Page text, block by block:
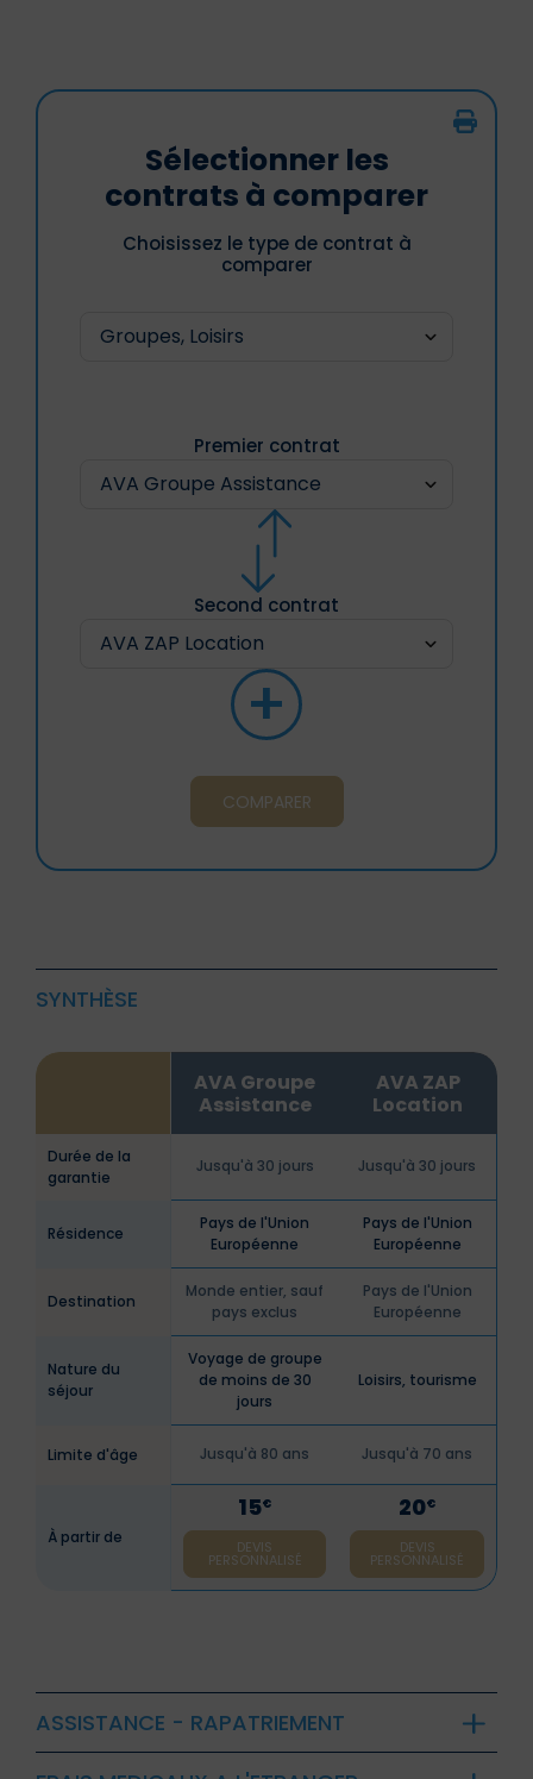
Sélectionner les
contrats à comparer
Choisissez le type de contrat à
comparer
Premier contrat
Second contrat
+
COMPARER
SYNTHÈSE
AVA Groupe
Assistance
AVA ZAP
Location
Durée de la
garantie
Jusqu'à 30 jours Jusqu'à 30 jours
Résidence
Pays de l'Union
Européenne
Pays de l'Union
Européenne
Destination
Monde entier, sauf
pays exclus
Pays de l'Union
Européenne
Nature du
séjour
Voyage de groupe
de moins de 30
jours
Loisirs, tourisme
Limite d'âge Jusqu'à 80 ans Jusqu'à 70 ans
À partir de
15€
DEVIS
PERSONNALISÉ
20€
DEVIS
PERSONNALISÉ
ASSISTANCE - RAPATRIEMENT